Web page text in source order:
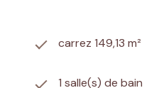
carrez 149,13 m²
1 salle(s) de bain